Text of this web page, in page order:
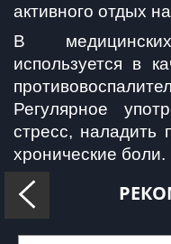
активного отдых
В
используется в
Регулярное
стресс, наладить
хронические боли.